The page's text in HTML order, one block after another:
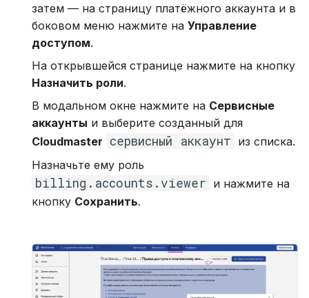
затем — на страницу платёжного аккаунта и в
боковом меню нажмите на Управление
доступом.
На открывшейся странице нажмите на кнопку
Назначить роли.
В модальном окне нажмите на Сервисные
аккаунты и выберите созданный для
Cloudmaster сервисный аккаунт из списка.
Назначьте ему роль
billing.accounts.viewer и нажмите на
кнопку Сохранить.